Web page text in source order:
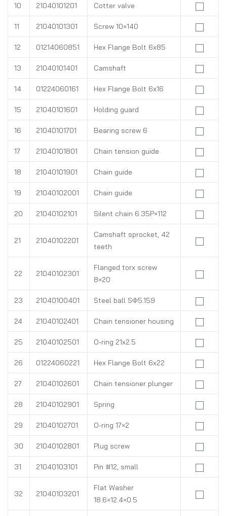
10 21040101201 Cotter valve
11 21040101301 Screw 10×140
12 01214060851 Hex Flange Bolt 6x85
13 21040101401 Camshaft
14 01224060161 Hex Flange Bolt 6x16
15 21040101601 Holding guard
16 21040101701 Bearing screw 6
17 21040101801 Chain tension guide
18 21040101901 Chain guide
19 21040102001 Chain guide
20 21040102101 Silent chain 6.35P×112
21 21040102201
Camshaft sprocket, 42
teeth
22 21040102301
Flanged torx screw
8×20
23 21040100401 Steel ball SФ5.159
24 21040102401 Chain tensioner housing
25 21040102501 O-ring 21x2.5
26 01224060221 Hex Flange Bolt 6x22
27 21040102601 Chain tensioner plunger
28 21040102901 Spring
29 21040102701 O-ring 17×2
30 21040102801 Plug screw
31 21040103101 Pin #12, small
32 21040103201
Flat Washer
18.6×12.4×0.5